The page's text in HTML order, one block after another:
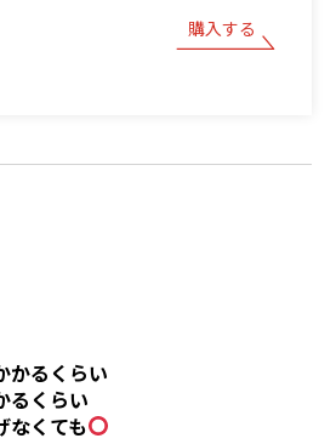
購入する
るくらい
るくらい
なくても